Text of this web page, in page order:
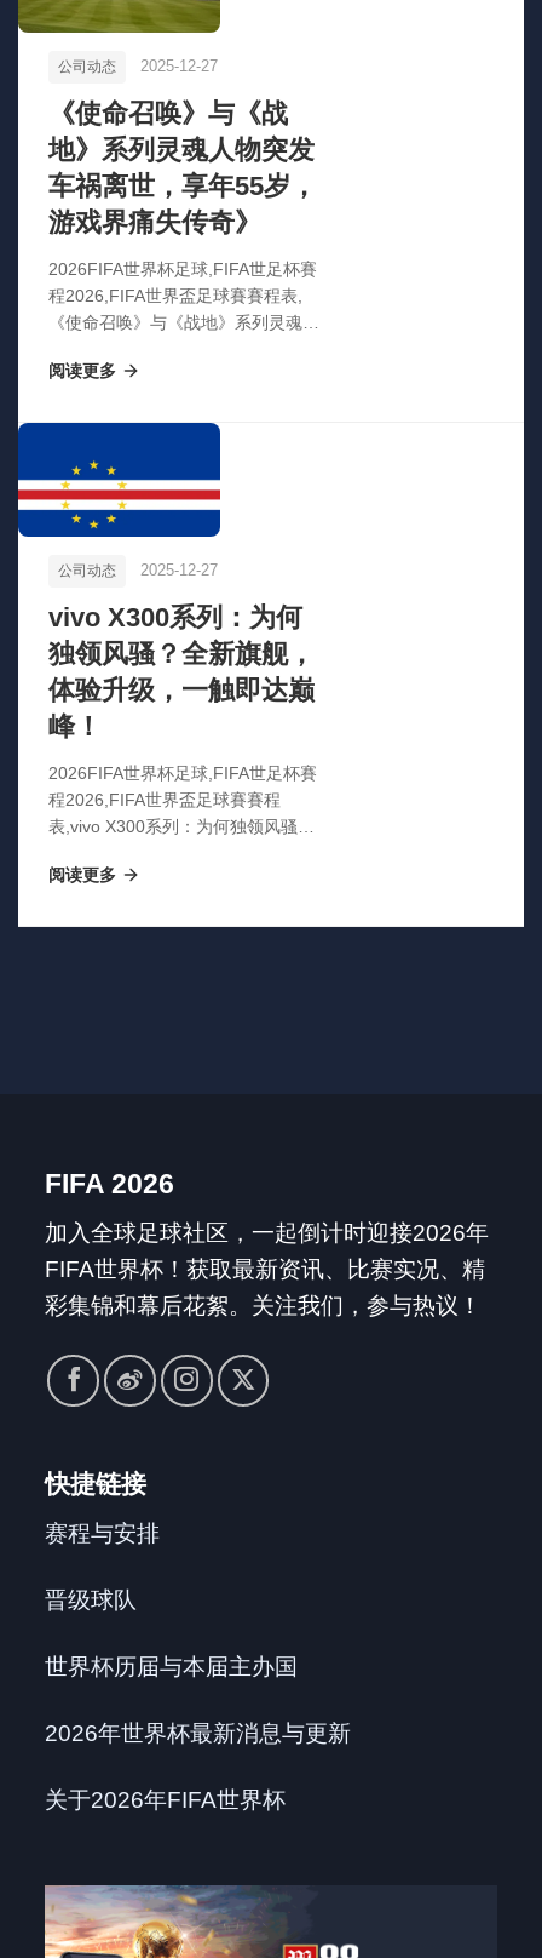
公司动态 2025-12-27
《使命召唤》与《战
地》系列灵魂人物突发
车祸离世，享年55岁，
游戏界痛失传奇》
2026FIFA世界杯足球,FIFA世足杯賽
程2026,FIFA世界盃足球賽賽程表,
《使命召唤》与《战地》系列灵魂人
界痛失传奇》
阅读更多
公司动态 2025-12-27
vivo X300系列：为何
独领风骚？全新旗舰，
体验升级，一触即达巅
峰！
2026FIFA世界杯足球,FIFA世足杯賽
程2026,FIFA世界盃足球賽賽程
表,vivo X300系列：为何独领风骚？
峰！
阅读更多
FIFA 2026
加入全球足球社区，一起倒计时迎接2026年
FIFA世界杯！获取最新资讯、比赛实况、精
彩集锦和幕后花絮。关注我们，参与热议！
快捷链接
赛程与安排
晋级球队
世界杯历届与本届主办国
2026年世界杯最新消息与更新
关于2026年FIFA世界杯